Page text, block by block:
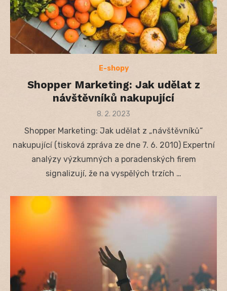
E-shopy
Shopper Marketing: Jak udělat z
návštěvníků nakupující
Posted
8. 2. 2023
Shopper Marketing: Jak udělat z „návštěvníků“
nakupující (tisková zpráva ze dne 7. 6. 2010) Expertní
analýzy výzkumných a poradenských firem
signalizují, že na vyspělých trzích …